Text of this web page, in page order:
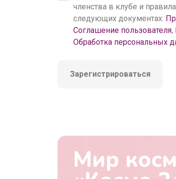
членства в клубе и
следующих документах:
Соглашение пользователя,
Обработка персональных
Зарегистрироваться